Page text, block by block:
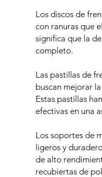
Los discos de
con ranuras que
significa que la
completo.
Las pastillas de
buscan mejorar
Estas pastillas
efectivas en una
Los soportes de
ligeros y
de alto
recubiertas de